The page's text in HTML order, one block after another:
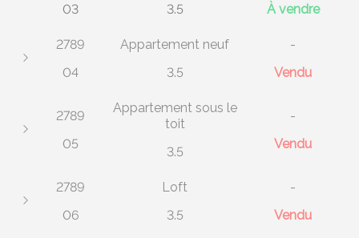
03
3.5
À vendre
2789
04
Appartement neuf
3.5
-
Vendu
2789
05
Appartement sous le
toit
3.5
-
Vendu
2789
06
Loft
3.5
-
Vendu